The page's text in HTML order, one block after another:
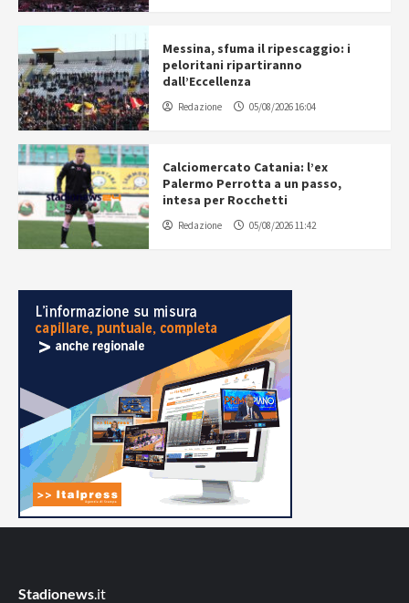
Messina, sfuma il ripescaggio: i
peloritani ripartiranno
dall’Eccellenza
Redazione 05/08/2026 16:04
Calciomercato Catania: l’ex
Palermo Perrotta a un passo,
intesa per Rocchetti
Redazione 05/08/2026 11:42
Stadionews.it